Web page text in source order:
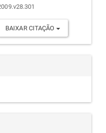
BAIXAR CITAÇÃO